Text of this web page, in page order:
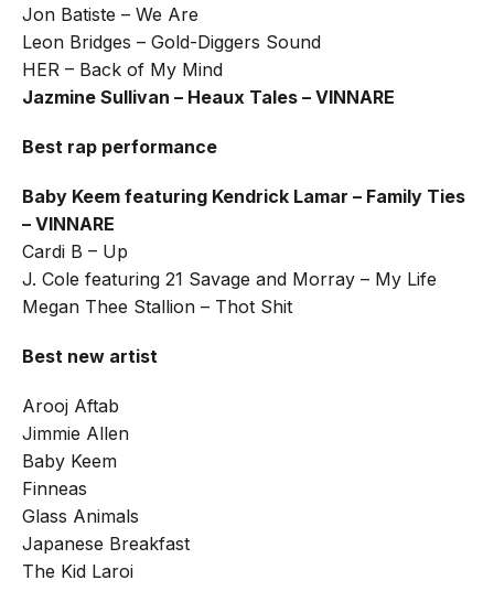
Jon Batiste – We Are
Leon Bridges – Gold-Diggers Sound
HER – Back of My Mind
Jazmine Sullivan – Heaux Tales – VINNARE
Best rap performance
Baby Keem featuring Kendrick Lamar – Family Ties
– VINNARE
Cardi B – Up
J. Cole featuring 21 Savage and Morray – ​​My Life
Megan Thee Stallion – Thot Shit
Best new artist
Arooj Aftab
Jimmie Allen
Baby Keem
Finneas
Glass Animals
Japanese Breakfast
The Kid Laroi